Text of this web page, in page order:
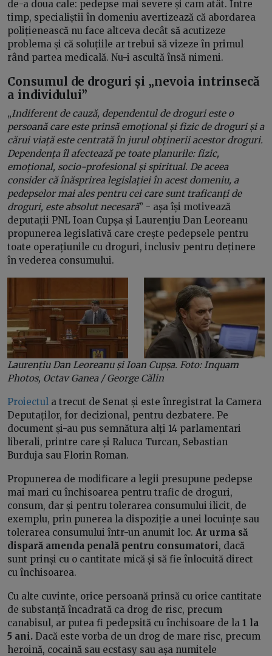
de-a doua cale: pedepse mai severe și cam atât. Între
timp, specialiștii în domeniu avertizează că abordarea
polițienească nu face altceva decât să acutizeze
problema și că soluțiile ar trebui să vizeze în primul
rând partea medicală. Nu-i ascultă însă nimeni.
Consumul de droguri și „nevoia intrinsecă
a individului”
„Indiferent de cauză, dependentul de droguri este o
persoană care este prinsă emoțional și fizic de droguri și a
cărui viață este centrată în jurul obținerii acestor droguri.
Dependența îl afectează pe toate planurile: fizic,
emoțional, socio-profesional și spiritual. De aceea
consider că înăsprirea legislației în acest domeniu, a
pedepselor mai ales pentru cei care sunt traficanți de
droguri, este absolut necesară” - așa își motivează
deputații PNL Ioan Cupșa și Laurențiu Dan Leoreanu
propunerea legislativă care crește pedepsele pentru
toate operațiunile cu droguri, inclusiv pentru deținere
în vederea consumului.
Laurențiu Dan Leoreanu și Ioan Cupșa. Foto: Inquam
Photos, Octav Ganea / George Călin
Proiectul a trecut de Senat și este înregistrat la Camera
Deputaților, for decizional, pentru dezbatere. Pe
document și-au pus semnătura alți 14 parlamentari
liberali, printre care și Raluca Turcan, Sebastian
Burduja sau Florin Roman.
Propunerea de modificare a legii presupune pedepse
mai mari cu închisoarea pentru trafic de droguri,
consum, dar și pentru tolerarea consumului ilicit, de
exemplu, prin punerea la dispoziție a unei locuințe sau
tolerarea consumului într-un anumit loc. Ar urma să
dispară amenda penală pentru consumatori, dacă
sunt prinși cu o cantitate mică și să fie înlocuită direct
cu închisoarea.
Cu alte cuvinte, orice persoană prinsă cu orice cantitate
de substanță încadrată ca drog de risc, precum
canabisul, ar putea fi pedepsită cu închisoare de la 1 la
5 ani. Dacă este vorba de un drog de mare risc, precum
heroină, cocaină sau ecstasy sau așa numitele